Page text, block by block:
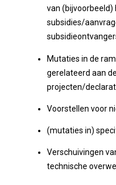
van
subsidies/
Mutaties in de
gerelateerd aan
projecten/
Voorstellen voor
(mutaties in)
Verschuivingen
technische